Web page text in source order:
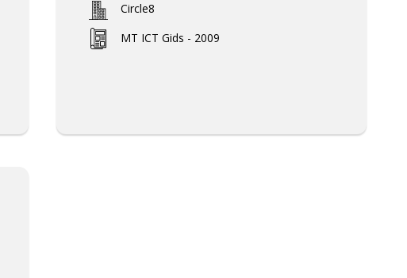
Circle8
MT ICT Gids - 2009